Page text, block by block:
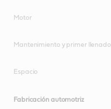
Motor
Mantenimiento y primer llenado
Espacio
Fabricación automotriz